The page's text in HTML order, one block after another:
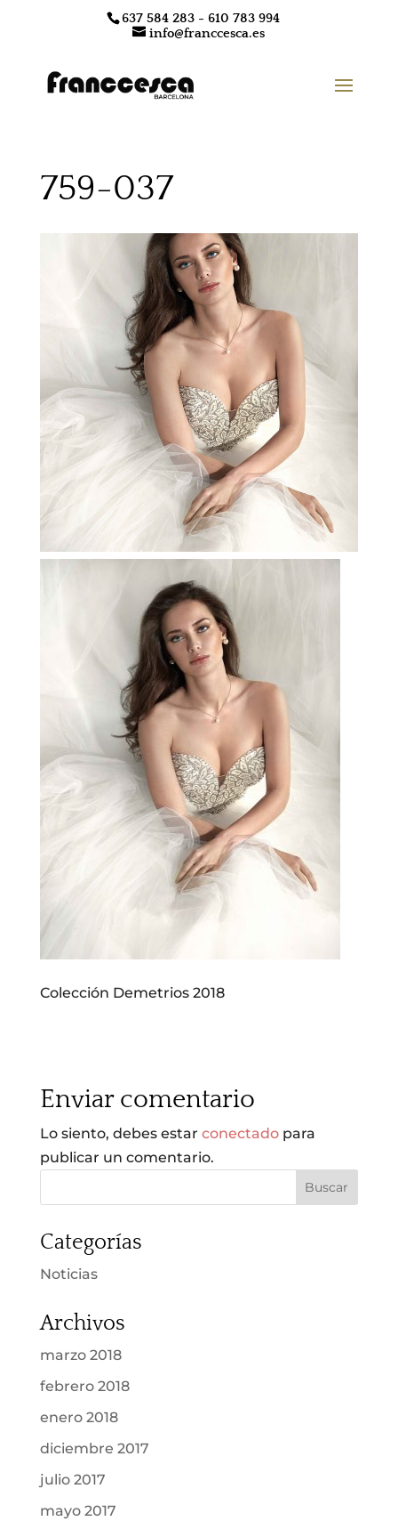
637 584 283 - 610 783 994
info@franccesca.es
759-037
Colección Demetrios 2018
Enviar comentario
Lo siento, debes estar conectadopara
publicar un comentario.
Categorías
Noticias
Archivos
marzo 2018
febrero 2018
enero 2018
diciembre 2017
julio 2017
mayo 2017